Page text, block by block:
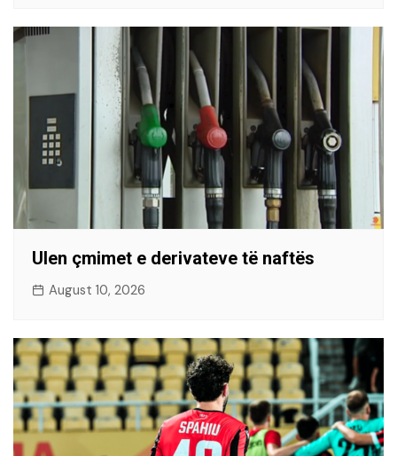
Ulen çmimet e derivateve të naftës
August 10, 2026